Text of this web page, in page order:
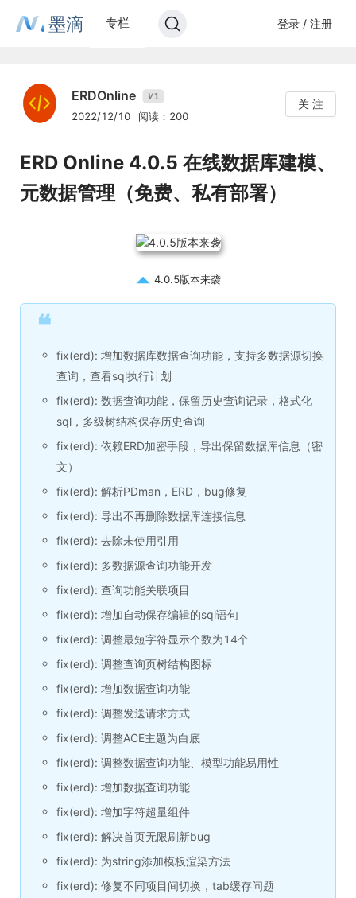
墨滴 专栏 登录 / 注册
ERDOnline V1
2022/12/10 阅读：200
关 注
ERD Online 4.0.5 在线数据库建模、
元数据管理（免费、私有部署）
4.0.5版本来袭
❝
fix(erd): 增加数据库数据查询功能，支持多数据源切换
查询，查看sql执行计划
fix(erd): 数据查询功能，保留历史查询记录，格式化
sql，多级树结构保存历史查询
fix(erd): 依赖ERD加密手段，导出保留数据库信息（密
文）
fix(erd): 解析PDman，ERD，bug修复
fix(erd): 导出不再删除数据库连接信息
fix(erd): 去除未使用引用
fix(erd): 多数据源查询功能开发
fix(erd): 查询功能关联项目
fix(erd): 增加自动保存编辑的sql语句
fix(erd): 调整最短字符显示个数为14个
fix(erd): 调整查询页树结构图标
fix(erd): 增加数据查询功能
fix(erd): 调整发送请求方式
fix(erd): 调整ACE主题为白底
fix(erd): 调整数据查询功能、模型功能易用性
fix(erd): 增加数据查询功能
fix(erd): 增加字符超量组件
fix(erd): 解决首页无限刷新bug
fix(erd): 为string添加模板渲染方法
fix(erd): 修复不同项目间切换，tab缓存问题